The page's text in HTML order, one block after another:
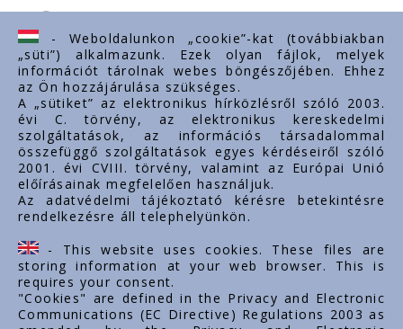
Fontos linkek
Rólunk
Dokumentumok
Kapcsolat
Karrier
Cég adatok
Tárhely adatok
Támogatások
- Weboldalunkon „cookie”-kat (továbbiakban
„süti”) alkalmazunk. Ezek olyan fájlok, melyek
információt tárolnak webes böngészőjében. Ehhez
az Ön hozzájárulása szükséges.
A „sütiket” az elektronikus hírközlésről szóló 2003.
évi C. törvény, az elektronikus kereskedelmi
szolgáltatások, az információs társadalommal
összefüggő szolgáltatások egyes kérdéseiről szóló
2001. évi CVIII. törvény, valamint az Európai Unió
előírásainak megfelelően használjuk.
Az adatvédelmi tájékoztató kérésre betekintésre
rendelkezésre áll telephelyünkön.
- This website uses cookies. These files are
storing information at your web browser. This is
requires your consent.
"Cookies" are defined in the Privacy and Electronic
Communications (EC Directive) Regulations 2003 as